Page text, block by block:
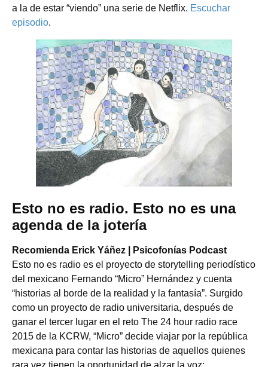
a la de estar “viendo” una serie de Netflix. Escuchar
episodio.
Esto no es radio. Esto no es una
agenda de la jotería
Recomienda Erick Yáñez | Psicofonías Podcast
Esto no es radio es el proyecto de storytelling periodístico
del mexicano Fernando “Micro” Hernández y cuenta
“historias al borde de la realidad y la fantasía”. Surgido
como un proyecto de radio universitaria, después de
ganar el tercer lugar en el reto The 24 hour radio race
2015 de la KCRW, “Micro” decide viajar por la república
mexicana para contar las historias de aquellos quienes